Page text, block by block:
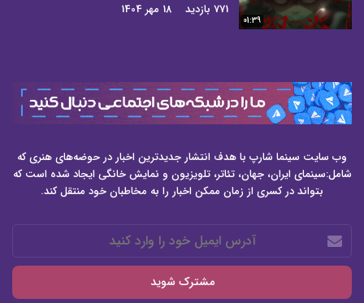
01:39
771 بازدید
18 مهر 1404
وب سایت سینما شارپ با هدف انتشار جدیدترین اخبار در حوضه‌های هنری که
شامل:سینمای ایران، جهان، تئاتر، تلویزیون و نمایش خانگی ایجاد شده است که
بتواند در کسری از زمان ممکن اخبار را به مخاطبان خود منتقل کند.
آدرس
ایمیل
خود